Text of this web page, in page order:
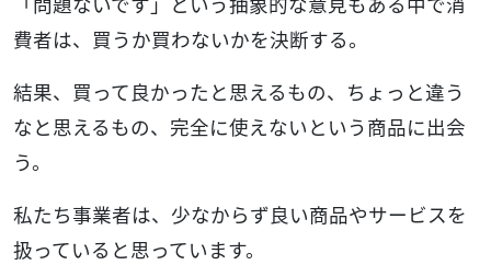
費者は、買うか買わないかを決断する。
結果、買って良かったと思えるもの、ちょっと違う
なと思えるもの、完全に使えないという商品に出会
う。
私たち事業者は、少なからず良い商品やサービスを
扱っていると思っています。